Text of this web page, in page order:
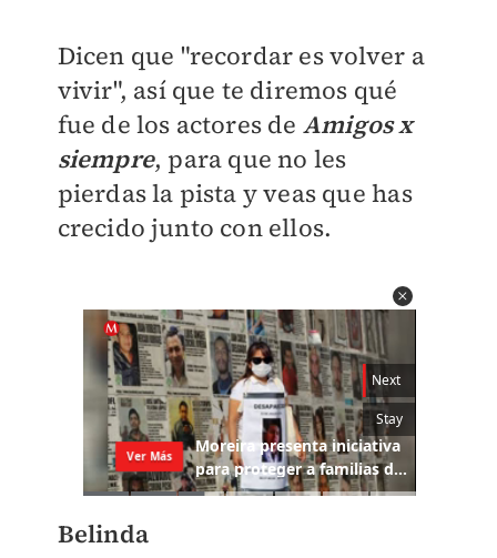
Dicen que "recordar es volver a
vivir", así que te diremos qué
fue de los actores de Amigos x
siempre, para que no les
pierdas la pista y veas que has
crecido junto con ellos.
Belinda